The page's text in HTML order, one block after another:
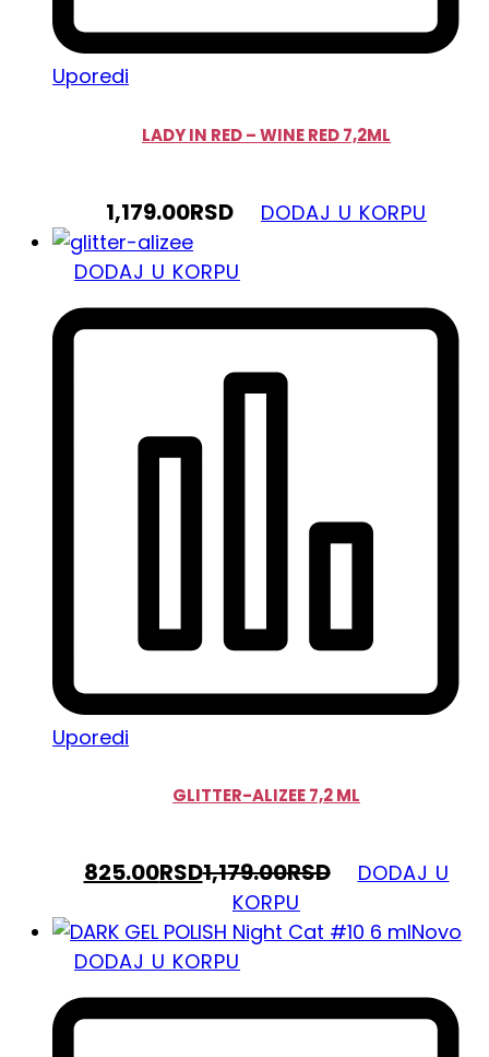
Uporedi
LADY IN RED – WINE RED 7,2ML
1,179.00RSD DODAJ U KORPU
DODAJ U KORPU
Uporedi
GLITTER-ALIZEE 7,2 ML
825.00RSD1,179.00RSD
DODAJ U
KORPU
Novo
DODAJ U KORPU